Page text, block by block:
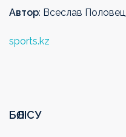
Автор: Всеслав Половец
sports.kz
БӨЛІСУ